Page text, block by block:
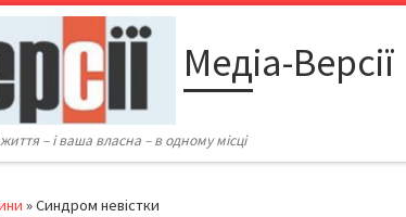
Медіа-Версії
життя – і ваша власна – в одному місці
»Синдром невістки